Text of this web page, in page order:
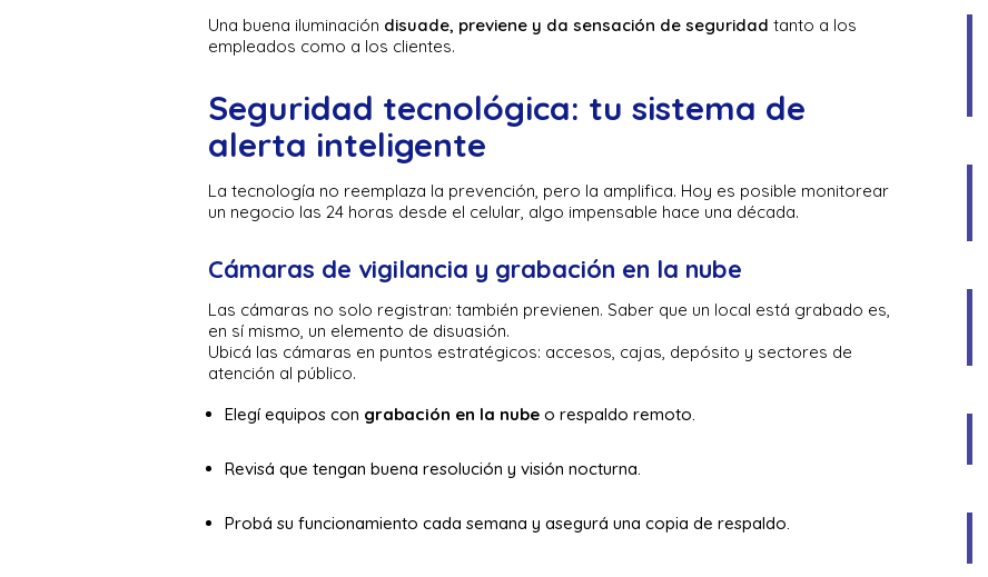
Una buena iluminación disuade, previene y da sensación de seguridad tanto a los
empleados como a los clientes.
Seguridad tecnológica: tu sistema de
alerta inteligente
La tecnología no reemplaza la prevención, pero la amplifica. Hoy es posible monitorear
un negocio las 24 horas desde el celular, algo impensable hace una década.
Cámaras de vigilancia y grabación en la nube
Las cámaras no solo registran: también previenen. Saber que un local está grabado es,
en sí mismo, un elemento de disuasión.
Ubicá las cámaras en puntos estratégicos: accesos, cajas, depósito y sectores de
atención al público.
Elegí equipos con grabación en la nubeo respaldo remoto.
Revisá que tengan buena resolución y visión nocturna.
Probá su funcionamiento cada semana y asegurá una copia de respaldo.